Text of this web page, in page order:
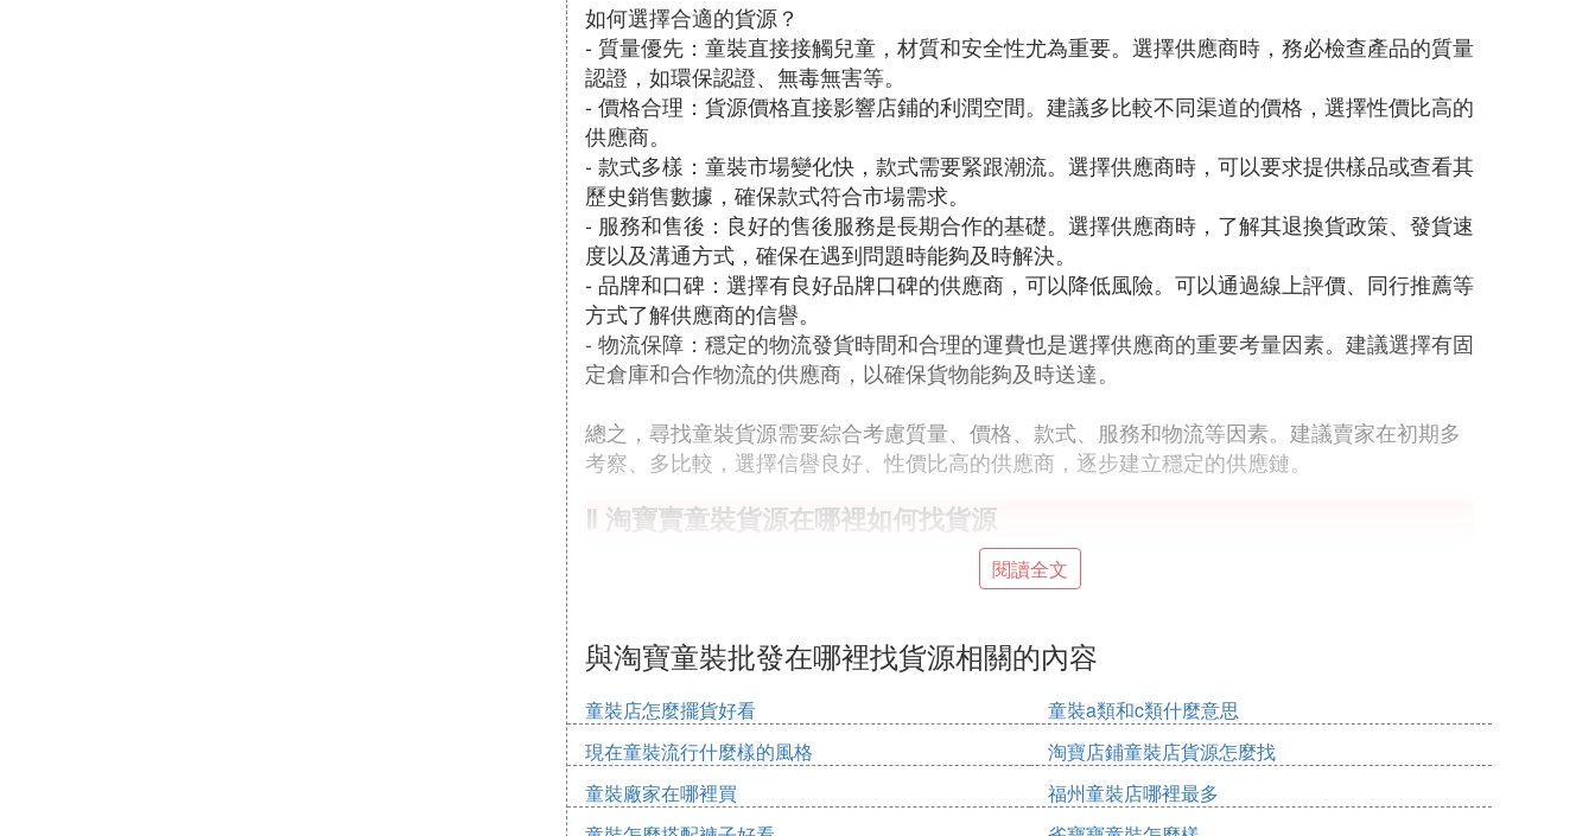
如何選擇合適的貨源？
- 質量優先：童裝直接接觸兒童，材質和安全性尤為重要。選擇供應商時，務必檢查產品的質量
認證，如環保認證、無毒無害等。
- 價格合理：貨源價格直接影響店鋪的利潤空間。建議多比較不同渠道的價格，選擇性價比高的
供應商。
- 款式多樣：童裝市場變化快，款式需要緊跟潮流。選擇供應商時，可以要求提供樣品或查看其
歷史銷售數據，確保款式符合市場需求。
- 服務和售後：良好的售後服務是長期合作的基礎。選擇供應商時，了解其退換貨政策、發貨速
度以及溝通方式，確保在遇到問題時能夠及時解決。
- 品牌和口碑：選擇有良好品牌口碑的供應商，可以降低風險。可以通過線上評價、同行推薦等
方式了解供應商的信譽。
- 物流保障：穩定的物流發貨時間和合理的運費也是選擇供應商的重要考量因素。建議選擇有固
定倉庫和合作物流的供應商，以確保貨物能夠及時送達。
總之，尋找童裝貨源需要綜合考慮質量、價格、款式、服務和物流等因素。建議賣家在初期多
考察、多比較，選擇信譽良好、性價比高的供應商，逐步建立穩定的供應鏈。
Ⅱ 淘寶賣童裝貨源在哪裡如何找貨源
淘寶賣童裝的貨源主要集中在批發市場、生產廠家、線上平台以及海外代購等渠道。尋找童裝
貨源時，可以通過實地考察批發市場、聯系童裝生產廠家、利用線上平台優勢以及參加童裝展
到店鋪的競爭力和利潤空間。以下是詳細尋找童裝貨源的方法：
1. 批發市場
批發市場是淘寶賣家獲取童裝貨源的重要渠道。國內知名的童裝批發市場包括：
閱讀全文
與淘寶童裝批發在哪裡找貨源相關的內容
童裝店怎麼擺貨好看
童裝a類和c類什麼意思
現在童裝流行什麼樣的風格
淘寶店鋪童裝店貨源怎麼找
童裝廠家在哪裡買
福州童裝店哪裡最多